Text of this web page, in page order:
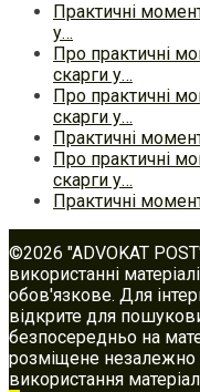
Практичні
у…
Про практичні
скарги у…
Про практичні
скарги у…
Практичні
Про практичні
скарги у…
Практичні
©2026 "ADVOKAT
використанні
обов'язкове. Для
відкрите для
безпосередньо на
розміщене незалежно
використання